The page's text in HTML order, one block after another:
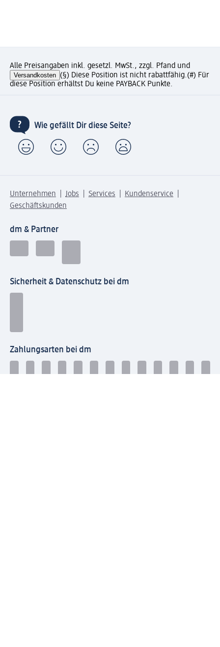
Alle Preisangaben inkl. gesetzl. MwSt., zzgl. Pfand und
Versandkosten (§) Diese Position ist nicht rabattfähig.(#) Für
diese Position erhältst Du keine PAYBACK Punkte.
Wie gefällt Dir diese Seite?
Unternehmen Jobs Services
Kundenservice
Geschäftskunden
dm & Partner
Sicherheit & Datenschutz bei dm
Zahlungsarten bei dm